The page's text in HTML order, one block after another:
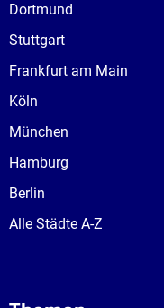
Dortmund
Stuttgart
Frankfurt am Main
Köln
München
Hamburg
Berlin
Alle Städte A-Z